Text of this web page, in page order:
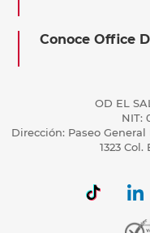
Conoce Office
OD EL
NIT:
Dirección: Paseo
1323